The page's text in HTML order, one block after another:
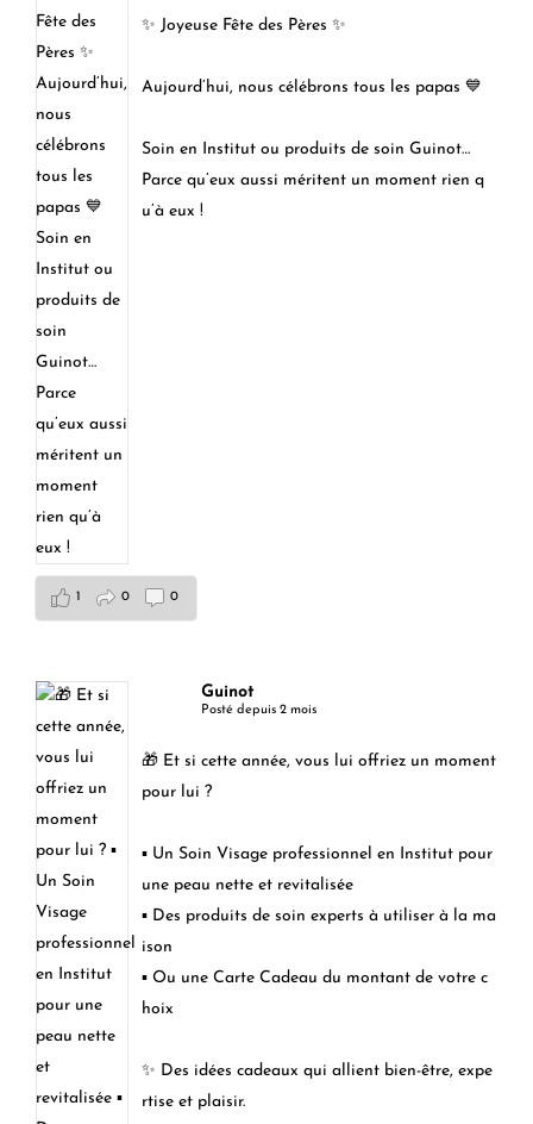
✨ Joyeuse Fête des Pères ✨
Aujourd’hui, nous célébrons tous les papas 💙
Soin en Institut ou produits de soin Guinot…
Parce qu’eux aussi méritent un moment rien q
u’à eux !
1 0 0
Guinot
Posté depuis 2 mois
🎁 Et si cette année, vous lui offriez un moment
pour lui ?
▪️ Un Soin Visage professionnel en Institut pour
une peau nette et revitalisée
▪️ Des produits de soin experts à utiliser à la ma
ison
▪️ Ou une Carte Cadeau du montant de votre c
hoix
✨ Des idées cadeaux qui allient bien-être, expe
rtise et plaisir.